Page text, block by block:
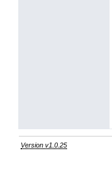
Version v1.0.25